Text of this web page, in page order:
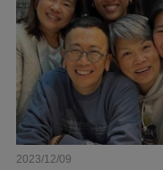
2023/12/09